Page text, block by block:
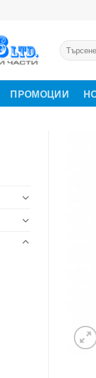
Търсене
за:
ПРОМОЦИИ